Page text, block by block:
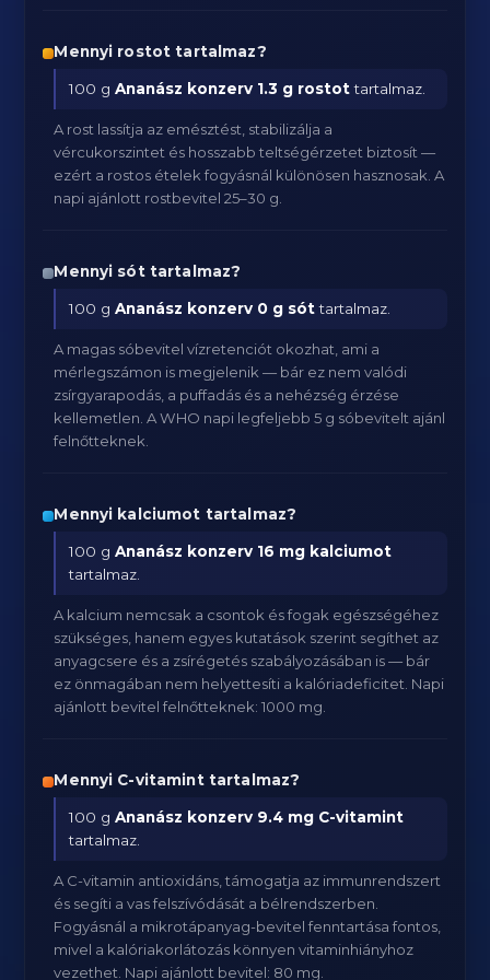
Mennyi rostot tartalmaz?
100 gAnanász konzerv 1.3 g rostottartalmaz.
A rost lassítja az emésztést, stabilizálja a
vércukorszintet és hosszabb teltségérzetet biztosít —
ezért a rostos ételek fogyásnál különösen hasznosak. A
napi ajánlott rostbevitel 25–30 g.
Mennyi sót tartalmaz?
100 gAnanász konzerv 0 g sóttartalmaz.
A magas sóbevitel vízretenciót okozhat, ami a
mérlegszámon is megjelenik — bár ez nem valódi
zsírgyarapodás, a puffadás és a nehézség érzése
kellemetlen. A WHO napi legfeljebb 5 g sóbevitelt ajánl
felnőtteknek.
Mennyi kalciumot tartalmaz?
100 gAnanász konzerv 16 mg kalciumot
tartalmaz.
A kalcium nemcsak a csontok és fogak egészségéhez
szükséges, hanem egyes kutatások szerint segíthet az
anyagcsere és a zsírégetés szabályozásában is — bár
ez önmagában nem helyettesíti a kalóriadeficitet. Napi
ajánlott bevitel felnőtteknek: 1000 mg.
Mennyi C-vitamint tartalmaz?
100 gAnanász konzerv 9.4 mg C-vitamint
tartalmaz.
A C-vitamin antioxidáns, támogatja az immunrendszert
és segíti a vas felszívódását a bélrendszerben.
Fogyásnál a mikrotápanyag-bevitel fenntartása fontos,
mivel a kalóriakorlátozás könnyen vitaminhiányhoz
vezethet. Napi ajánlott bevitel: 80 mg.